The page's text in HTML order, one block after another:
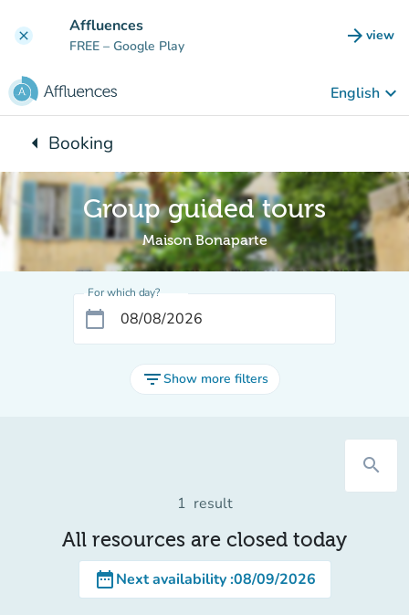
clear Affluences
FREE – Google Play arrow_forward view
(new
English keyboard_arrow_down
arrow_leftBack to:
Booking
Group guided tours
Maison Bonaparte
For which day?
calendar_today
filter_listShow more filters
search
1 result
All resources are closed today
date_rangeNext availability:08/09/2026